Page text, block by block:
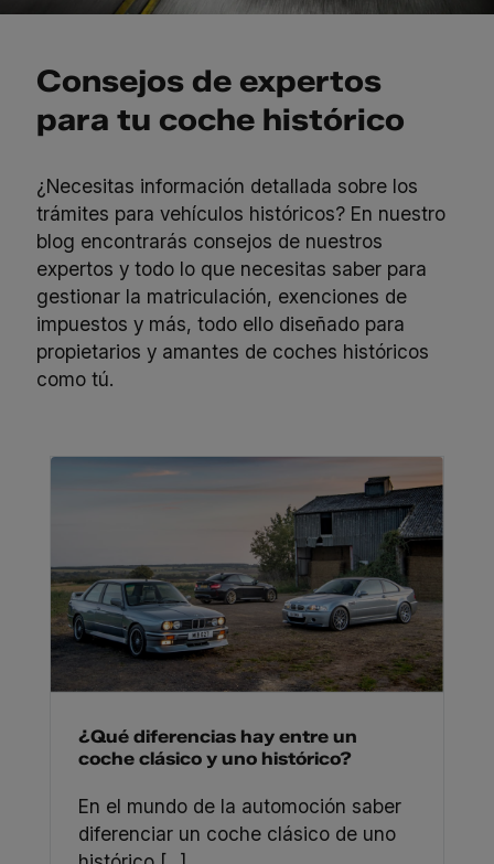
Consejos de expertos
para tu coche histórico
¿Necesitas información detallada sobre los
trámites para vehículos históricos? En nuestro
blog encontrarás consejos de nuestros
expertos y todo lo que necesitas saber para
gestionar la matriculación, exenciones de
impuestos y más, todo ello diseñado para
propietarios y amantes de coches históricos
como tú.
¿Qué diferencias hay entre un
coche clásico y uno histórico?
En el mundo de la automoción saber
diferenciar un coche clásico de uno